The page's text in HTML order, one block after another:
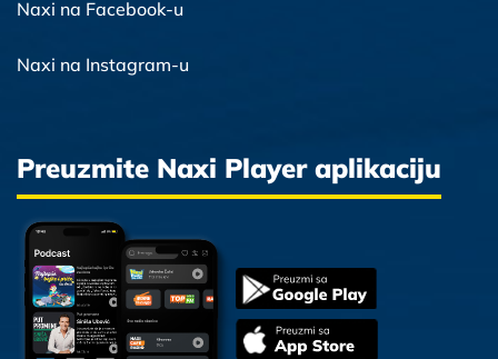
Naxi na Facebook-u
Naxi na Instagram-u
Preuzmite Naxi Player aplikaciju